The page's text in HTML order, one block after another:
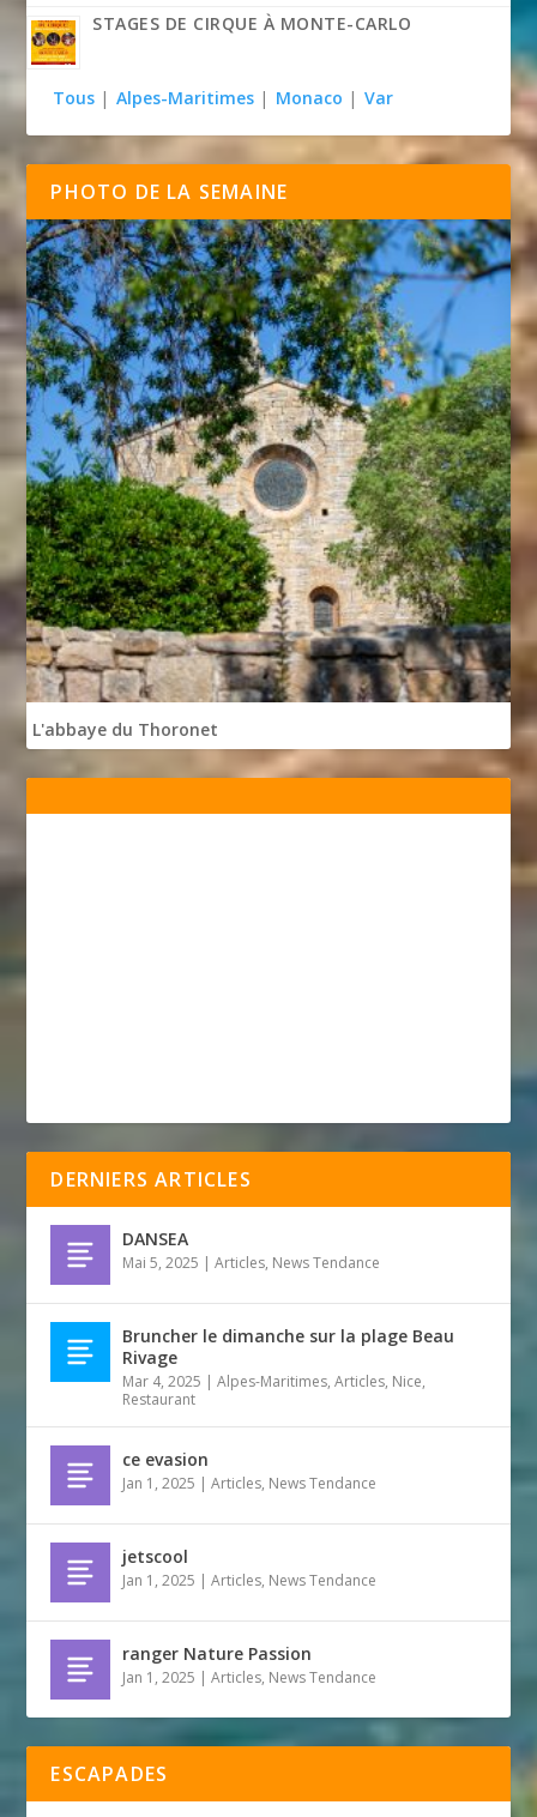
STAGES DE CIRQUE À MONTE-CARLO
Tous | Alpes-Maritimes | Monaco | Var
PHOTO DE LA SEMAINE
L'abbaye du Thoronet
DERNIERS ARTICLES
DANSEA
Mai 5, 2025 |Articles, News Tendance
Bruncher le dimanche sur la plage Beau
Rivage
Mar 4, 2025 |Alpes-Maritimes,Articles, Nice,
Restaurant
ce evasion
Jan 1, 2025 |Articles, News Tendance
jetscool
Jan 1, 2025 |Articles, News Tendance
ranger Nature Passion
Jan 1, 2025 |Articles, News Tendance
ESCAPADES